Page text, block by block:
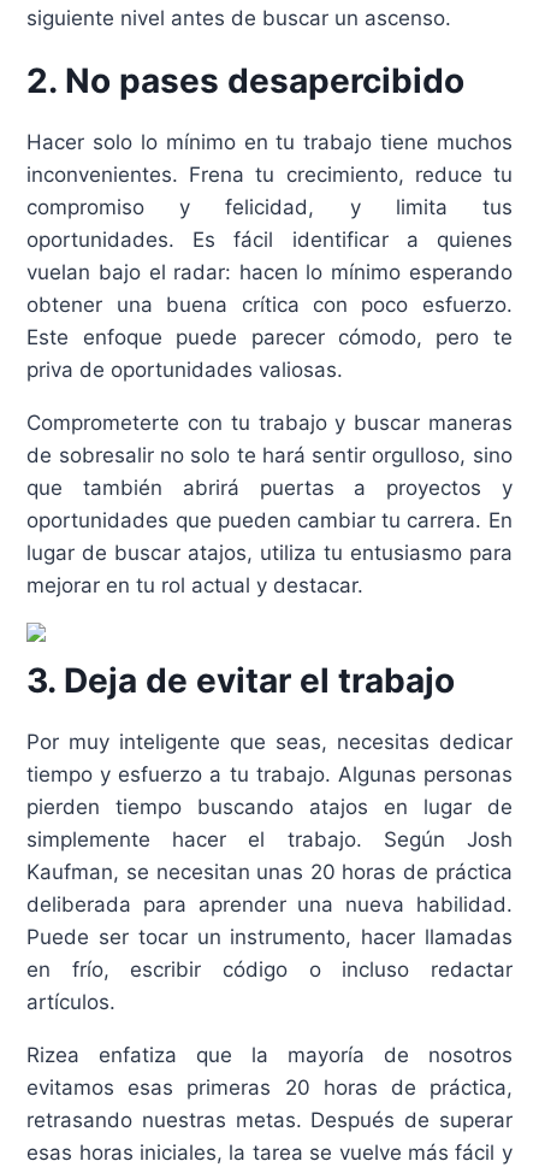
siguiente nivel antes de buscar un ascenso.
2. No pases desapercibido
Hacer solo lo mínimo en tu trabajo tiene muchos
inconvenientes. Frena tu crecimiento, reduce tu
compromiso y felicidad, y limita tus
oportunidades. Es fácil identificar a quienes
vuelan bajo el radar: hacen lo mínimo esperando
obtener una buena crítica con poco esfuerzo.
Este enfoque puede parecer cómodo, pero te
priva de oportunidades valiosas.
Comprometerte con tu trabajo y buscar maneras
de sobresalir no solo te hará sentir orgulloso, sino
que también abrirá puertas a proyectos y
oportunidades que pueden cambiar tu carrera. En
lugar de buscar atajos, utiliza tu entusiasmo para
mejorar en tu rol actual y destacar.
3. Deja de evitar el trabajo
Por muy inteligente que seas, necesitas dedicar
tiempo y esfuerzo a tu trabajo. Algunas personas
pierden tiempo buscando atajos en lugar de
simplemente hacer el trabajo. Según Josh
Kaufman, se necesitan unas 20 horas de práctica
deliberada para aprender una nueva habilidad.
Puede ser tocar un instrumento, hacer llamadas
en frío, escribir código o incluso redactar
artículos.
Rizea enfatiza que la mayoría de nosotros
evitamos esas primeras 20 horas de práctica,
retrasando nuestras metas. Después de superar
esas horas iniciales, la tarea se vuelve más fácil y